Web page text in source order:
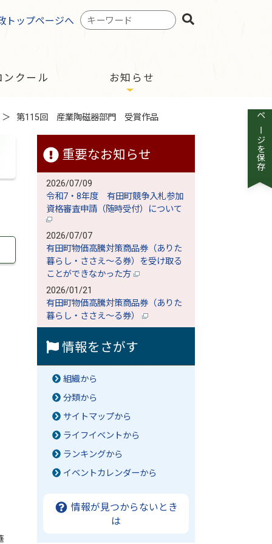
トップページへ
検
索
クール お知らせ
第115回 産業陶磁器部門 受賞作品
重要なお知らせ
2026/07/09
令和7・8年度 有田町競争入札参加
資格審査申請（随時受付）について
2026/07/07
有田町物価高騰対策商品券（ありた
暮らし・ささえ～る券）を受け取る
ことができなかった方
2026/01/21
有田町物価高騰対策商品券（ありた
暮らし・ささえ～る券）
情報をさがす
組織から
分類から
サイトマップから
ライフイベントから
ランキングから
イベントカレンダーから
情報が見つからないとき
は
ページを保存